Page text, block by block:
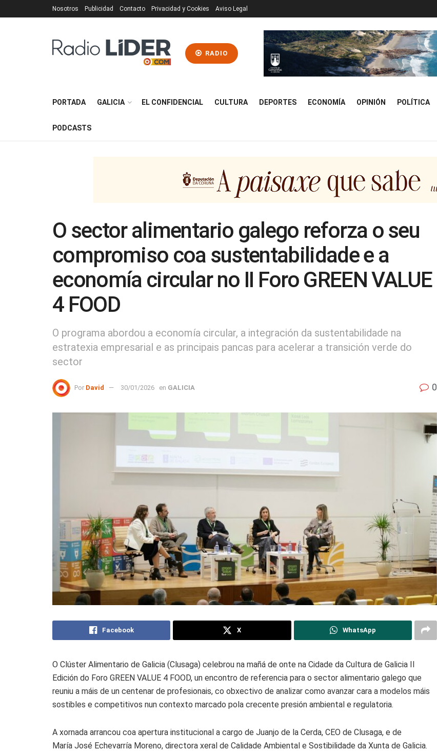
Nosotros Publicidad Contacto Privacidad y Cookies Aviso Legal
RADIO
PORTADA GALICIA EL CONFIDENCIAL CULTURA DEPORTES ECONOMÍA OPINIÓN POLÍTICA
PODCASTS
O sector alimentario galego reforza o seu
compromiso coa sustentabilidade e a
economía circular no II Foro GREEN VALUE
4 FOOD
O programa abordou a economía circular, a integración da sustentabilidade na
estratexia empresarial e as principais pancas para acelerar a transición verde do
sector
Por David 30/01/2026 en GALICIA 0
Facebook X WhatsApp
O Clúster Alimentario de Galicia (Clusaga) celebrou na mañá de onte na Cidade da Cultura de Galicia II
Edición do Foro GREEN VALUE 4 FOOD, un encontro de referencia para o sector alimentario galego que
reuniu a máis de un centenar de profesionais, co obxectivo de analizar como avanzar cara a modelos máis
sostibles e competitivos nun contexto marcado pola crecente presión ambiental e regulatoria.
A xornada arrancou coa apertura institucional a cargo de Juanjo de la Cerda, CEO de Clusaga, e de
María José Echevarría Moreno, directora xeral de Calidade Ambiental e Sostibilidade da Xunta de Galicia.